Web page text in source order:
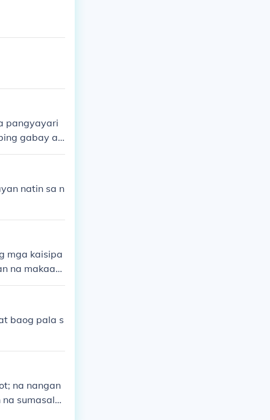
pangyayari
gabay at
natin sa n
mga kaisipa
na makaaa
baog pala s
na nangan
sumasala